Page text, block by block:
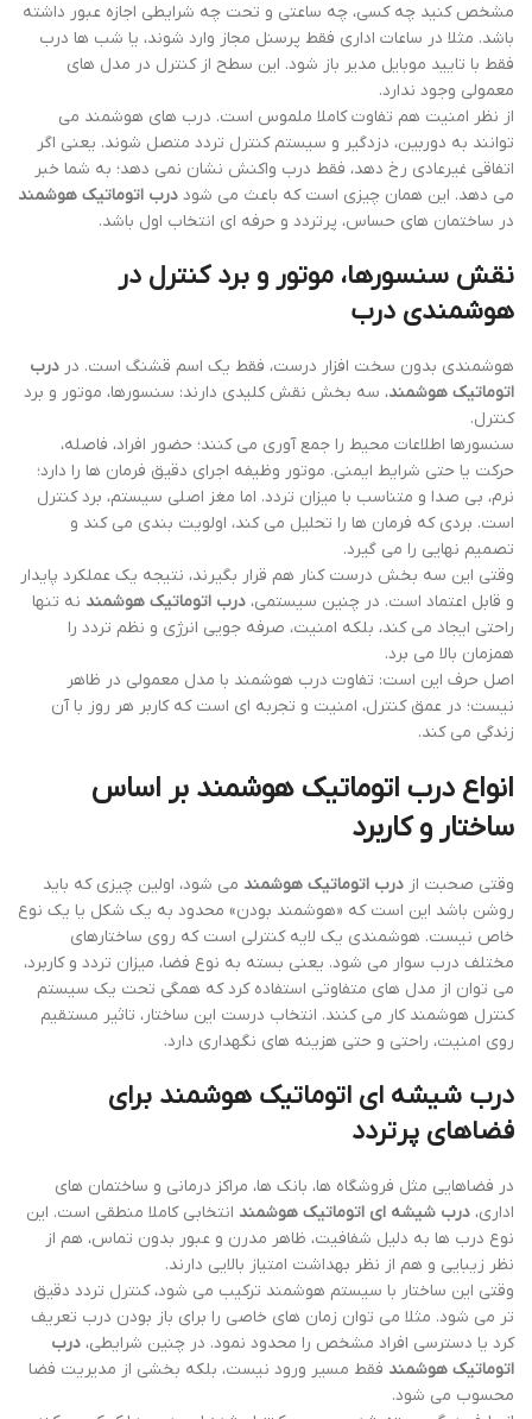
مشخص کنید چه کسی، چه ساعتی و تحت چه شرایطی اجازه عبور داشته
باشد. مثلا در ساعات اداری فقط پرسنل مجاز وارد شوند، یا شب ها درب
فقط با تایید موبایل مدیر باز شود. این سطح از کنترل در مدل های
معمولی وجود ندارد.
از نظر امنیت هم تفاوت کاملا ملموس است. درب های هوشمند می
توانند به دوربین، دزدگیر و سیستم کنترل تردد متصل شوند. یعنی اگر
اتفاقی غیرعادی رخ دهد، فقط درب واکنش نشان نمی دهد؛ به شما خبر
می دهد. این همان چیزی است که باعث می شود درب اتوماتیک هوشمند
در ساختمان های حساس، پرتردد و حرفه ای انتخاب اول باشد.
نقش سنسورها، موتور و برد کنترل در
هوشمندی درب
هوشمندی بدون سخت افزار درست، فقط یک اسم قشنگ است. در درب
اتوماتیک هوشمند، سه بخش نقش کلیدی دارند: سنسورها، موتور و برد
کنترل.
سنسورها اطلاعات محیط را جمع آوری می کنند؛ حضور افراد، فاصله،
حرکت یا حتی شرایط ایمنی. موتور وظیفه اجرای دقیق فرمان ها را دارد؛
نرم، بی صدا و متناسب با میزان تردد. اما مغز اصلی سیستم، برد کنترل
است. بردی که فرمان ها را تحلیل می کند، اولویت بندی می کند و
تصمیم نهایی را می گیرد.
وقتی این سه بخش درست کنار هم قرار بگیرند، نتیجه یک عملکرد پایدار
و قابل اعتماد است. در چنین سیستمی، درب اتوماتیک هوشمند نه تنها
راحتی ایجاد می کند، بلکه امنیت، صرفه جویی انرژی و نظم تردد را
همزمان بالا می برد.
اصل حرف این است: تفاوت درب هوشمند با مدل معمولی در ظاهر
نیست؛ در عمق کنترل، امنیت و تجربه ای است که کاربر هر روز با آن
زندگی می کند.
انواع درب اتوماتیک هوشمند بر اساس
ساختار و کاربرد
وقتی صحبت از درب اتوماتیک هوشمند می شود، اولین چیزی که باید
روشن باشد این است که «هوشمند بودن» محدود به یک شکل یا یک نوع
خاص نیست. هوشمندی یک لایه کنترلی است که روی ساختارهای
مختلف درب سوار می شود. یعنی بسته به نوع فضا، میزان تردد و کاربرد،
می توان از مدل های متفاوتی استفاده کرد که همگی تحت یک سیستم
کنترل هوشمند کار می کنند. انتخاب درست این ساختار، تاثیر مستقیم
روی امنیت، راحتی و حتی هزینه های نگهداری دارد.
درب شیشه ای اتوماتیک هوشمند برای
فضاهای پرتردد
در فضاهایی مثل فروشگاه ها، بانک ها، مراکز درمانی و ساختمان های
اداری، درب شیشه ای اتوماتیک هوشمند انتخابی کاملا منطقی است. این
نوع درب ها به دلیل شفافیت، ظاهر مدرن و عبور بدون تماس، هم از
نظر زیبایی و هم از نظر بهداشت امتیاز بالایی دارند.
وقتی این ساختار با سیستم هوشمند ترکیب می شود، کنترل تردد دقیق
تر می شود. مثلا می توان زمان های خاصی را برای باز بودن درب تعریف
کرد یا دسترسی افراد مشخص را محدود نمود. در چنین شرایطی، درب
اتوماتیک هوشمند فقط مسیر ورود نیست، بلکه بخشی از مدیریت فضا
محسوب می شود.